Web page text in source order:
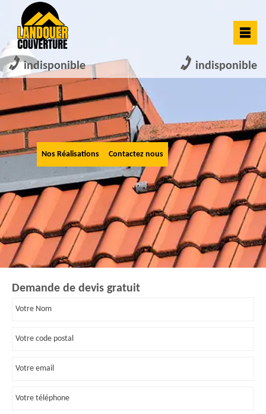
indisponible indisponible
Nos Réalisations Contactez nous
Demande de devis gratuit